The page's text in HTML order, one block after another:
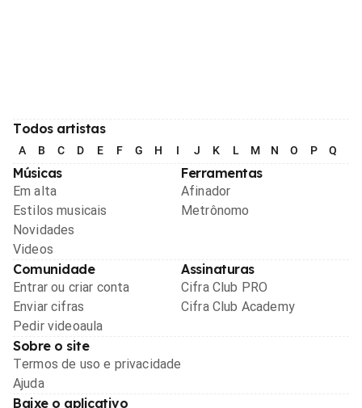
Todos artistas
A B C D E F G H I J K L M N O P Q
Músicas
Em alta
Estilos musicais
Novidades
Videos
Ferramentas
Afinador
Metrônomo
Comunidade
Entrar ou criar conta
Enviar cifras
Pedir videoaula
Assinaturas
Cifra Club PRO
Cifra Club Academy
Sobre o site
Termos de uso e privacidade
Ajuda
Baixe o aplicativo